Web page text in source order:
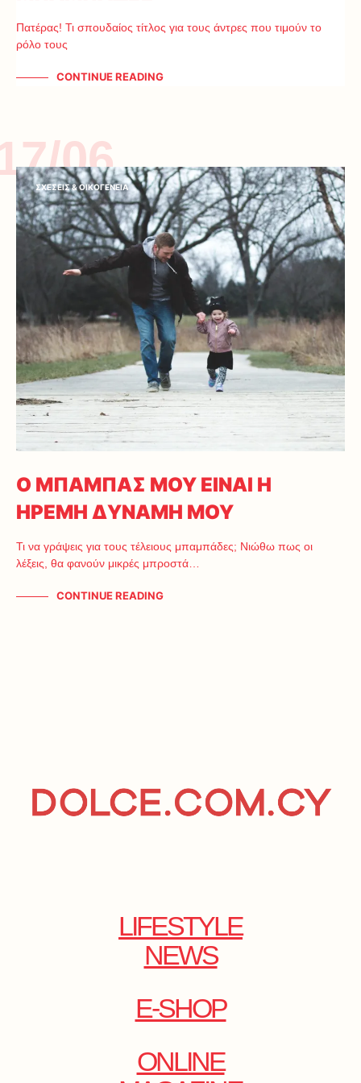
Πατέρας! Τι σπουδαίος τίτλος για τους άντρες που τιμούν το
ρόλο τους
CONTINUE READING
06
ΣΧΕΣΕΙΣ & ΟΙΚΟΓΕΝΕΙΑ
Ο ΜΠΑΜΠΑΣ ΜΟΥ ΕΙΝΑΙ Η
ΗΡΕΜΗ ΔΥΝΑΜΗ ΜΟΥ
Τι να γράψεις για τους τέλειους μπαμπάδες; Νιώθω πως οι
λέξεις, θα φανούν μικρές μπροστά…
CONTINUE READING
LIFESTYLE
NEWS
E-SHOP
ONLINE